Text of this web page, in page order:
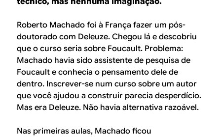
Roberto Machado foi à França fazer um pós-
doutorado com Deleuze. Chegou lá e descobriu
que o curso seria sobre Foucault. Problema:
Machado havia sido assistente de pesquisa de
Foucault e conhecia o pensamento dele de
dentro. Inscrever-se num curso sobre um autor
que você ajudou a construir parecia desperdício.
Mas era Deleuze. Não havia alternativa razoável.
Nas primeiras aulas, Machado ficou